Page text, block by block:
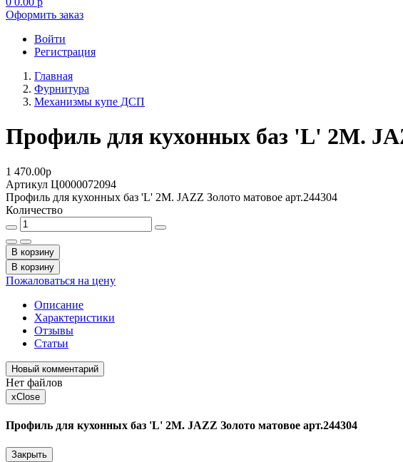
Оформить заказ
Войти
Регистрация
Главная
Фурнитура
Механизмы купе ДСП
Профиль для кухонных баз 'L' 2М.
1 470.00p
Артикул Ц0000072094
Профиль для кухонных баз 'L' 2М. JAZZ Золото матовое арт.244304
Количество
В корзину
В корзину
Пожаловаться на цену
Описание
Характеристики
Отзывы
Статьи
Новый комментарий
Нет файлов
xClose
Профиль для кухонных баз 'L' 2М. JAZZ Золото матовое арт.244304
Закрыть